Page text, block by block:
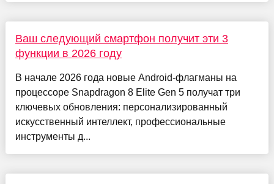
Ваш следующий смартфон получит эти 3
функции в 2026 году
В начале 2026 года новые Android-флагманы на
процессоре Snapdragon 8 Elite Gen 5 получат три
ключевых обновления: персонализированный
искусственный интеллект, профессиональные
инструменты д...